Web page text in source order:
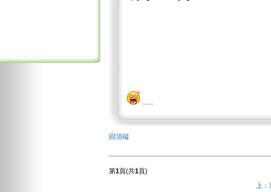
......
回頂端
第1頁(共1頁)
上